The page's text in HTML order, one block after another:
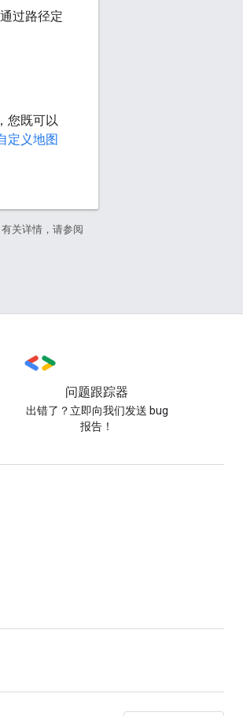
过路径定
您既可以
定义地图
关详情，请参阅
问题跟踪器
出错了？立即向我们发送 bug
报告！